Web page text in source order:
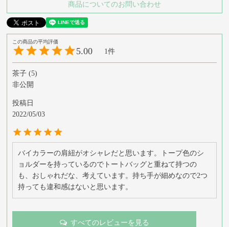
商品についてのお問い合わせ
5.00 1
茶子
5
非公開
投稿日
2022/05/03
バイカラーの肩紐がオシャレだと思います。トープ色のシ
ョルダーを持っているのでトートバッグと重ねて持つの
も、おしゃれだな、考えています。持ち手が細めなので2つ
持っても違和感はないと思います。
すべてのレビューを見る